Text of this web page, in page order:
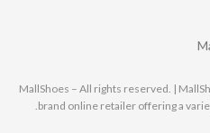
© 2025 MallShoes – All rights reserved. |
brand online retailer offering a